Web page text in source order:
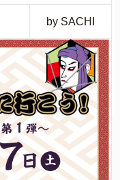
by SACHI